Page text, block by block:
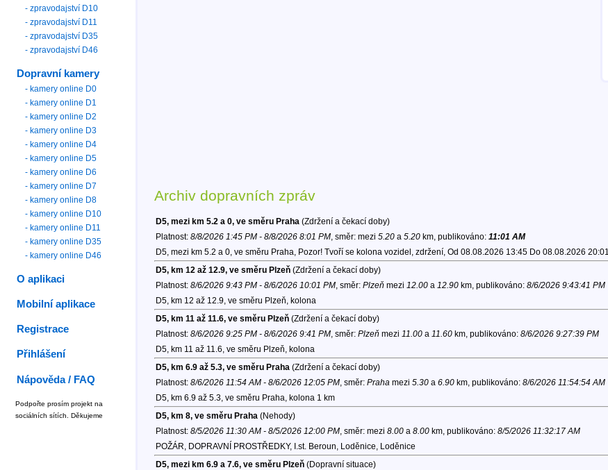
Archiv dopravních zpráv
D5, mezi km 5.2 a 0, ve směru Praha (Zdržení a čekací doby)
Platnost: 8/8/2026 1:45 PM - 8/8/2026 8:01 PM, směr: mezi 5.20a 5.20km, publikováno: 11:01 AM
D5, mezi km 5.2 a 0, ve směru Praha, Pozor! Tvoří se kolona vozidel, zdržení, Od 08.08.2026 13:45 Do 08.08.2026 20:01
D5, km 12 až 12.9, ve směru Plzeň(Zdržení a čekací doby)
Platnost: 8/6/2026 9:43 PM - 8/6/2026 10:01 PM, směr: Plzeňmezi 12.00a 12.90km, publikováno: 8/6/2026 9:43:41 PM
D5, km 12 až 12.9, ve směru Plzeň, kolona
D5, km 11 až 11.6, ve směru Plzeň(Zdržení a čekací doby)
Platnost: 8/6/2026 9:25 PM - 8/6/2026 9:41 PM, směr: Plzeňmezi 11.00a 11.60km, publikováno: 8/6/2026 9:27:39 PM
D5, km 11 až 11.6, ve směru Plzeň, kolona
D5, km 6.9 až 5.3, ve směru Praha (Zdržení a čekací doby)
Platnost: 8/6/2026 11:54 AM - 8/6/2026 12:05 PM, směr: Praha mezi 5.30a 6.90km, publikováno: 8/6/2026 11:54:54 AM
D5, km 6.9 až 5.3, ve směru Praha, kolona 1 km
D5, km 8, ve směru Praha (Nehody)
Platnost: 8/5/2026 11:30 AM - 8/5/2026 12:00 PM, směr: mezi 8.00a 8.00km, publikováno: 8/5/2026 11:32:17 AM
POŽÁR, DOPRAVNÍ PROSTŘEDKY, I.st. Beroun, Loděnice, Loděnice
D5, mezi km 6.9 a 7.6, ve směru Plzeň(Dopravní situace)
- zpravodajství D10
- zpravodajství D11
- zpravodajství D35
- zpravodajství D46
Dopravní kamery
- kamery online D0
- kamery online D1
- kamery online D2
- kamery online D3
- kamery online D4
- kamery online D5
- kamery online D6
- kamery online D7
- kamery online D8
- kamery online D10
- kamery online D11
- kamery online D35
- kamery online D46
O aplikaci
Mobilní aplikace
Registrace
Přihlášení
Nápověda / FAQ
Podpořte prosím projekt na
sociálních sítích. Děkujeme